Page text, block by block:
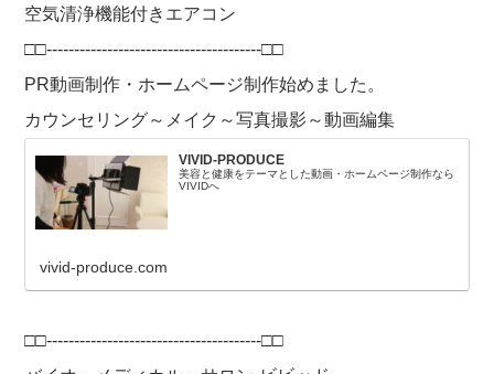
空気清浄機能付きエアコン
□□---------------------------------------□□
PR動画制作・ホームページ制作始めました。
カウンセリング～メイク～写真撮影～動画編集
VIVID-PRODUCE
美容と健康をテーマとした動画・ホームページ制作なら
VIVIDへ
vivid-produce.com
□□---------------------------------------□□